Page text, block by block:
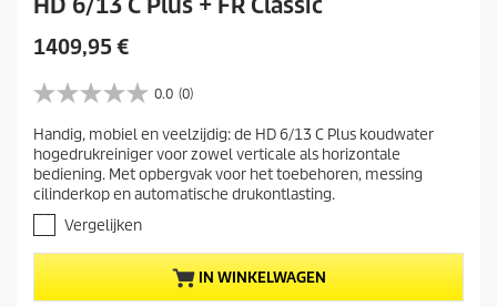
H
i
i
g
e
p
r
o
d
1409,95 €
0.0 (0)
0
0
v
a
n
e
5
s
t
Handig, mobiel en veelzijdig: de HD 6/13 C Plus koudwater
hogedrukreiniger voor zowel verticale als horizontale
bediening. Met opbergvak voor het toebehoren, messing
cilinderkop en automatische drukontlasting.
Vergelijken
IN WINKELWAGEN